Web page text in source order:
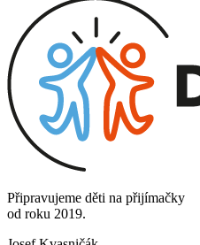
Připravujeme děti na přijímačky
od roku 2019.